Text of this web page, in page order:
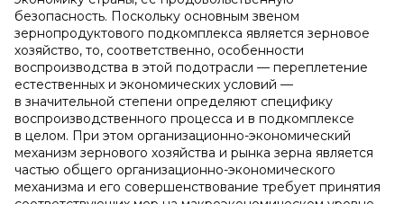
безопасность. Поскольку основным звеном
зернопродуктового подкомплекса является зерновое
хозяйство, то, соответственно, особенности
воспроизводства в этой подотрасли — переплетение
естественных и экономических условий —
в значительной степени определяют специфику
воспроизводственного процесса и в подкомплексе
в целом. При этом организационно-экономический
механизм зернового хозяйства и рынка зерна является
частью общего организационно-экономического
механизма и его совершенствование требует принятия